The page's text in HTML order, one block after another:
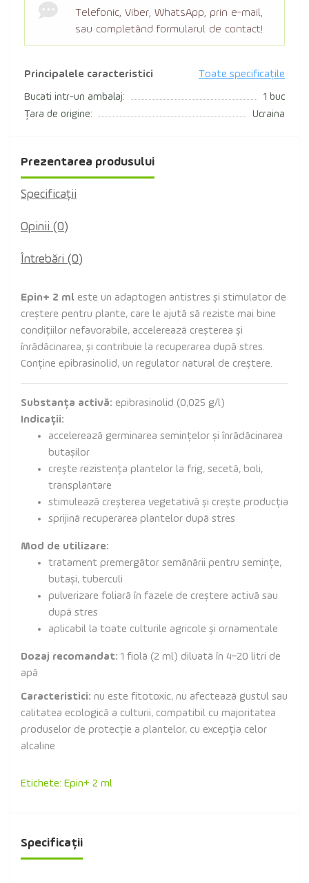
Principalele caracteristici Toate specificațile
Bucati intr-un ambalaj:
1 buc
Țara de origine:
Ucraina
Telefonic, Viber, WhatsApp, prin e-mail,
sau completând formularul de contact!
Prezentarea produsului
Specificaţii
Opinii (0)
Întrebări (0)
Epin+ 2 ml este un adaptogen antistres și stimulator de
creștere pentru plante, care le ajută să reziste mai bine
condițiilor nefavorabile, accelerează creșterea și
înrădăcinarea, și contribuie la recuperarea după stres.
Conține epibrasinolid, un regulator natural de creștere.
Substanța activă: epibrasinolid (0,025 g/l)
Indicații:
accelerează germinarea semințelor și înrădăcinarea
butașilor
crește rezistența plantelor la frig, secetă, boli,
transplantare
stimulează creșterea vegetativă și crește producția
sprijină recuperarea plantelor după stres
Mod de utilizare:
tratament premergător semănării pentru semințe,
butași, tuberculi
pulverizare foliară în fazele de creștere activă sau
după stres
aplicabil la toate culturile agricole și ornamentale
Dozaj recomandat: 1 fiolă (2 ml) diluată în 4–20 litri de
apă
Caracteristici: nu este fitotoxic, nu afectează gustul sau
calitatea ecologică a culturii, compatibil cu majoritatea
produselor de protecție a plantelor, cu excepția celor
alcaline
Etichete: Epin+ 2 ml
Specificații